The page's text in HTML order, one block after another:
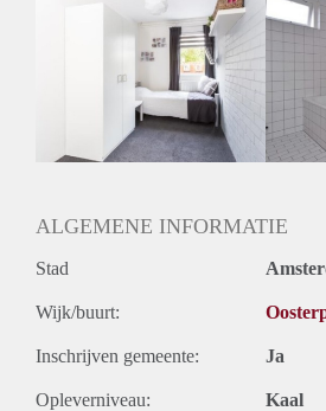
Onbepaalde termijn
Oplevering
ALGEMENE INFORMATIE
Stad
Wijk/buurt:
Inschrijven gemeente: Ja
Opleverniveau: Kaal